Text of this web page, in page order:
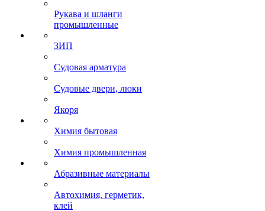
Рукава и шланги
промышленные
ЗИП
Судовая арматура
Судовые двери, люки
Якоря
Химия бытовая
Химия промышленная
Абразивные материалы
Автохимия, герметик,
клей